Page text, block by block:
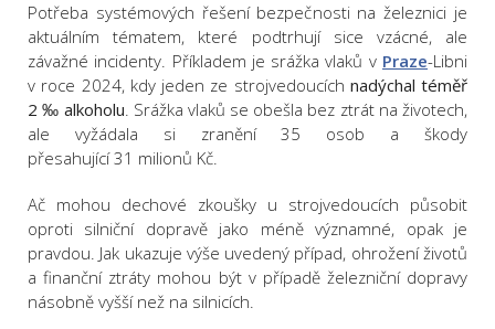
Potřeba systémových řešení bezpečnosti na železnici je
aktuálním tématem, které podtrhují sice vzácné, ale
závažné incidenty. Příkladem je srážka vlaků v Praze-Libni
v roce 2024, kdy jeden ze strojvedoucích nadýchal téměř
2 ‰ alkoholu. Srážka vlaků se obešla bez ztrát na životech,
ale vyžádala si zranění 35 osob a škody
přesahující 31 milionů Kč.
Ač mohou dechové zkoušky u strojvedoucích působit
oproti silniční dopravě jako méně významné, opak je
pravdou. Jak ukazuje výše uvedený případ, ohrožení životů
a finanční ztráty mohou být v případě železniční dopravy
násobně vyšší než na silnicích.